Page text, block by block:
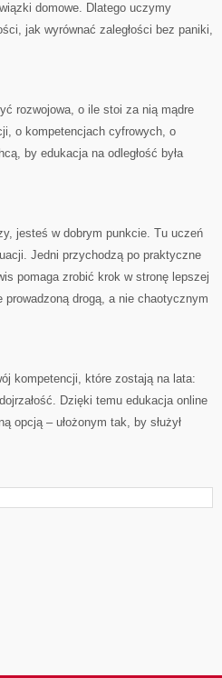
domowe. Dlatego uczymy
jak wyrównać zaległości bez paniki,
rozwojowa, o ile stoi za nią mądre
o kompetencjach cyfrowych, o
by edukacja na odległość była
jesteś w dobrym punkcie. Tu uczeń
Jedni przychodzą po praktyczne
pomaga zrobić krok w stronę lepszej
drogą, a nie chaotycznym
kompetencji, które zostają na lata:
Dzięki temu edukacja online
opcją – ułożonym tak, by służył